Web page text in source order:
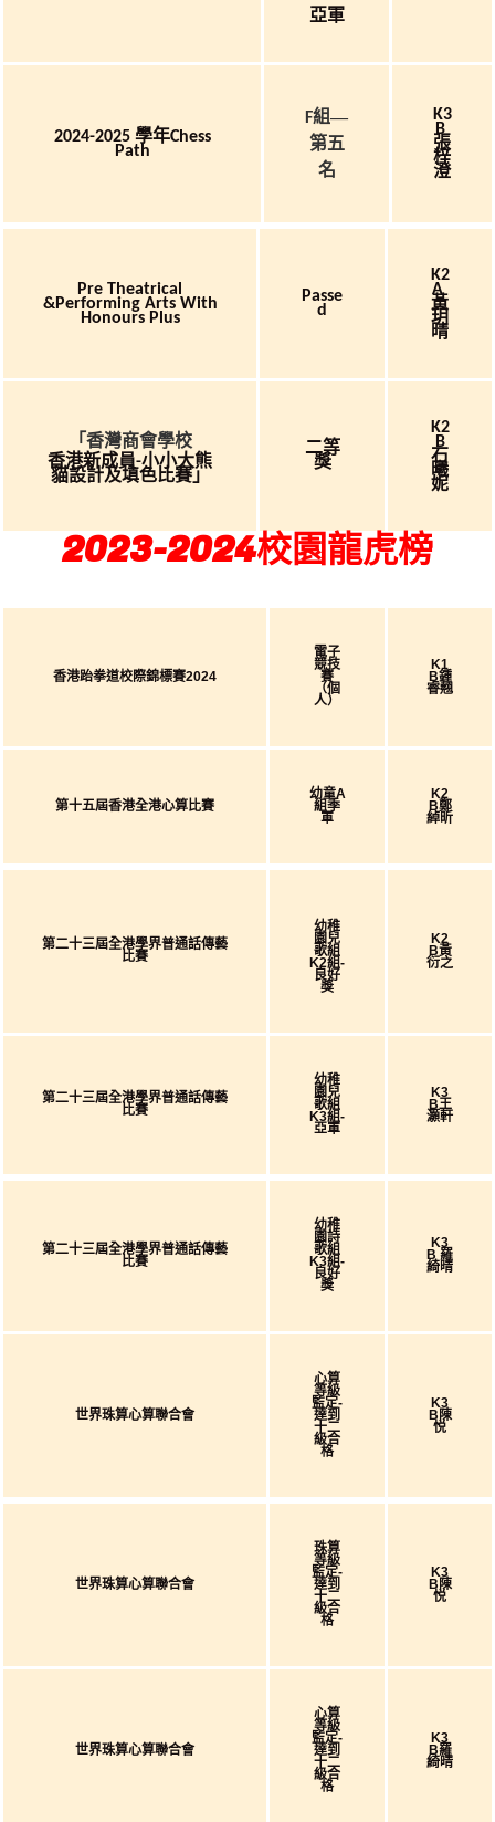
亞軍
2024-2025 學年Chess
Path
F組—
第五
名
K3
B
張
梓
澄
Pre Theatrical
&Performing Arts With
Honours Plus
Passe
D
K2
A
黃
玥
晴
「香灣商會學校
香港新成員-小小大熊
貓設計及填色比賽」
二等
獎
K2
B
石
曦
妮
2023-2024校園龍虎榜
香港跆拳道校際錦標賽2024
電子
競技
賽
（個
人）
K1
B鍾
睿翹
第十五屆香港全港心算比賽
幼童A
組季
軍
K2
B鄭
綽昕
第二十三屆全港學界普通話傳藝
比賽
幼稚
園兒
歌組
K2組-
良好
獎
K2
B黃
衍之
第二十三屆全港學界普通話傳藝
比賽
幼稚
園兒
歌組
K3組-
亞軍
K3
B王
灝軒
第二十三屆全港學界普通話傳藝
比賽
幼稚
園詩
歌組
K3組-
良好
獎
K3
B 羅
綺晴
世界珠算心算聯合會
心算
等級
監定-
達到
十二
級合
格
K3
B陳
悦
世界珠算心算聯合會
珠算
等級
監定-
達到
十二
級合
格
K3
B陳
悦
世界珠算心算聯合會
心算
等級
監定-
達到
十二
級合
格
K3
B羅
綺晴